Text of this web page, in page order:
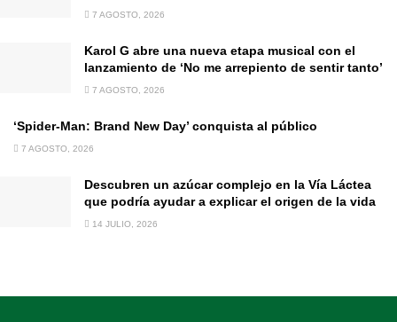
7 AGOSTO, 2026
Karol G abre una nueva etapa musical con el
lanzamiento de ‘No me arrepiento de sentir tanto’
7 AGOSTO, 2026
‘Spider-Man: Brand New Day’ conquista al público
7 AGOSTO, 2026
Descubren un azúcar complejo en la Vía Láctea
que podría ayudar a explicar el origen de la vida
14 JULIO, 2026